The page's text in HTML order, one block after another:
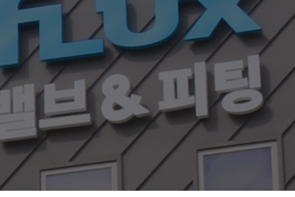
질문과답변
동영상
통합검색